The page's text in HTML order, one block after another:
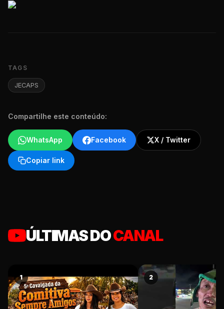
TAGS
JECAPS
Compartilhe este conteúdo:
WhatsApp Facebook X / Twitter
Copiar link
ÚLTIMAS DOCANAL
1 2